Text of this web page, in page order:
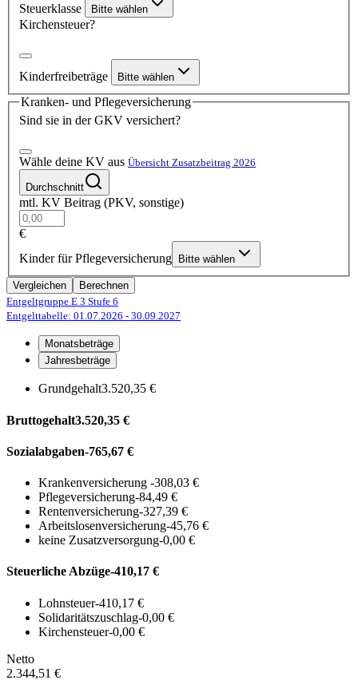
Steuerklasse Bitte wählen
Kirchensteuer?
Kinderfreibeträge Bitte wählen
Kranken- und Pflegeversicherung
Sind sie in der GKV versichert?
Wähle deine KV aus Übersicht Zusatzbeitrag 2026
Durchschnitt
mtl. KV Beitrag (PKV, sonstige)
€
Kinder für Pflegeversicherung
Bitte wählen
Vergleichen
Berechnen
Entgeltgruppe E 3 Stufe 6
Entgelttabelle: 01.07.2026 - 30.09.2027
Monatsbeträge
Jahresbeträge
Grundgehalt3.520,35 €
Bruttogehalt3.520,35 €
Sozialabgaben-765,67 €
Krankenversicherung -308,03 €
Pflegeversicherung-84,49 €
Rentenversicherung-327,39 €
Arbeitslosenversicherung-45,76 €
keine Zusatzversorgung-0,00 €
Steuerliche Abzüge-410,17 €
Lohnsteuer-410,17 €
Solidaritätszuschlag-0,00 €
Kirchensteuer-0,00 €
Netto
2.344,51 €